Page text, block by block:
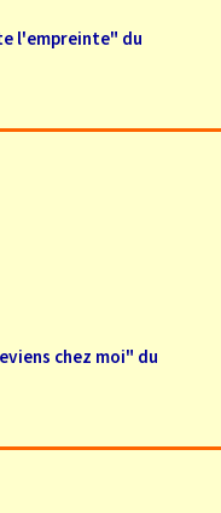
l'empreinte" du
chez moi" du